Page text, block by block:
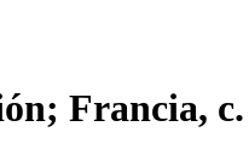
Francia, c.